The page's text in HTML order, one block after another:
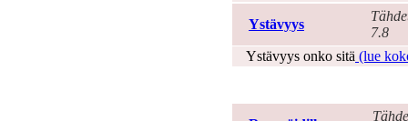
Ystävyys
7.8
Ystävyys onko sitä (lue